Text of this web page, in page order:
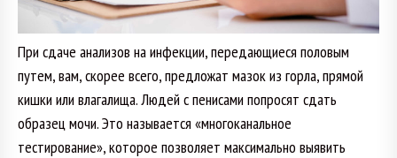
При сдаче анализов на инфекции, передающиеся половым
путем, вам, скорее всего, предложат мазок из горла, прямой
кишки или влагалища. Людей с пенисами попросят сдать
образец мочи. Это называется «многоканальное
тестирование», которое позволяет максимально выявить